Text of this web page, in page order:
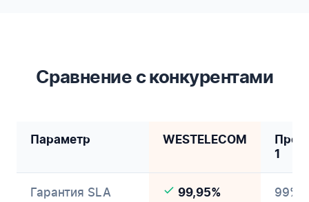
Сравнение с конкурентами
Параметр WESTELECOM
1
Гарантия SLA 99,95% 99%